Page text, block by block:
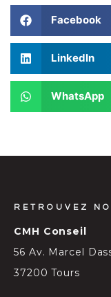
Facebook
LinkedIn
WhatsApp
RETROUVEZ
CMH Conseil
56 Av. Marcel
37200 Tours